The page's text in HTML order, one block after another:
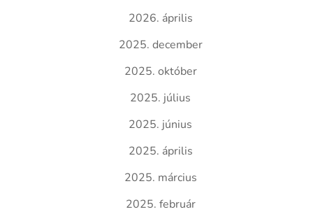
2026. április
2025. december
2025. október
2025. július
2025. június
2025. április
2025. március
2025. február